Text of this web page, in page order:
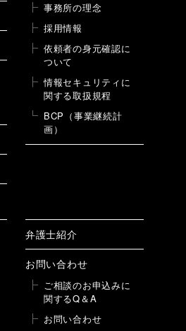
事務所の理念
採用情報
依頼者の身元確認に
ついて
情報セキュリティに
関する取扱規程
BCP（事業継続計
画）
弁護士紹介
お問い合わせ
ご相談のお申込みに
関するQ＆A
お問い合わせ